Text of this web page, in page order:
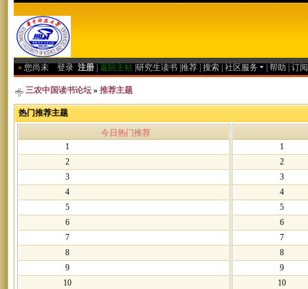
» 您尚未 登录 注册 返回主站 研究生读书 推荐 搜索 社区服务 帮助 订
三农中国读书论坛 » 推荐主题
热门推荐主题
今日热门推荐
1
2
3
4
5
6
7
8
9
10
1
2
3
4
5
6
7
8
9
10